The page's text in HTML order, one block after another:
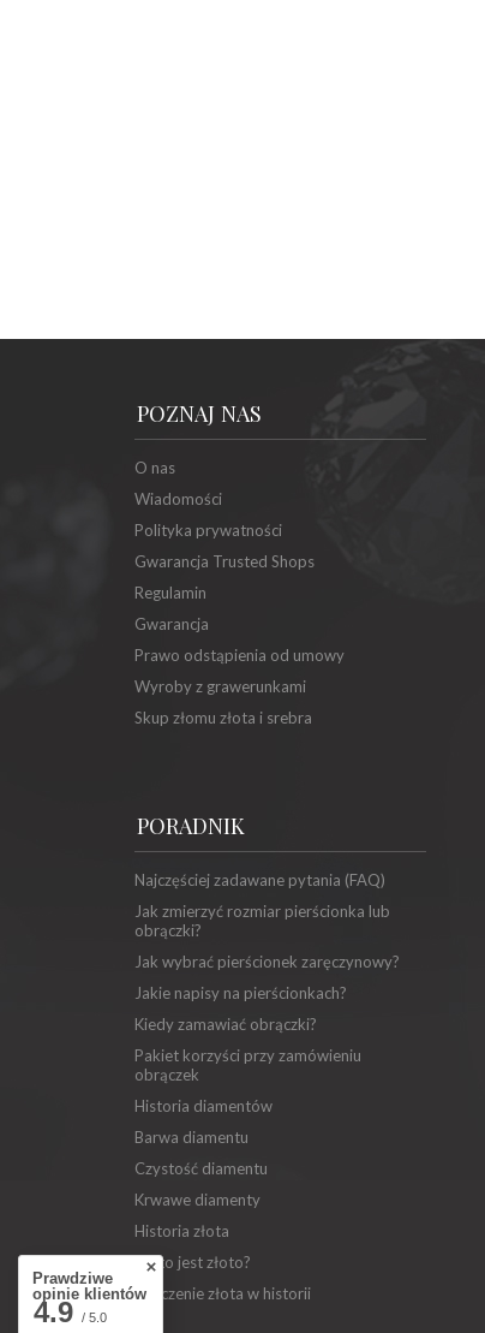
POZNAJ NAS
O nas
Wiadomości
Polityka prywatności
Gwarancja Trusted Shops
Regulamin
Gwarancja
Prawo odstąpienia od umowy
Wyroby z grawerunkami
Skup złomu złota i srebra
PORADNIK
Najczęściej zadawane pytania (FAQ)
Jak zmierzyć rozmiar pierścionka lub
obrączki?
Jak wybrać pierścionek zaręczynowy?
Jakie napisy na pierścionkach?
Kiedy zamawiać obrączki?
Pakiet korzyści przy zamówieniu
obrączek
Historia diamentów
Barwa diamentu
Czystość diamentu
Krwawe diamenty
Historia złota
Co to jest złoto?
Znaczenie złota w historii
Prawdziwe
opinie klientów
4.9 / 5.0